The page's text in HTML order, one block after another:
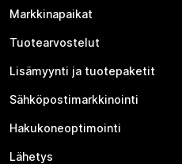
Markkinapaikat
Tuotearvostelut
Lisämyynti ja tuotepaketit
Sähköpostimarkkinointi
Hakukoneoptimointi
Lähetys